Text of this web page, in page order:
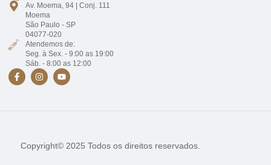
Av. Moema, 94 | Conj. 111
Moema
São Paulo - SP
04077-020
Atendemos de:
Seg. à Sex. - 9:00 as 19:00
Sáb. - 8:00 as 12:00
Copyright© 2025 Todos os direitos reservados.